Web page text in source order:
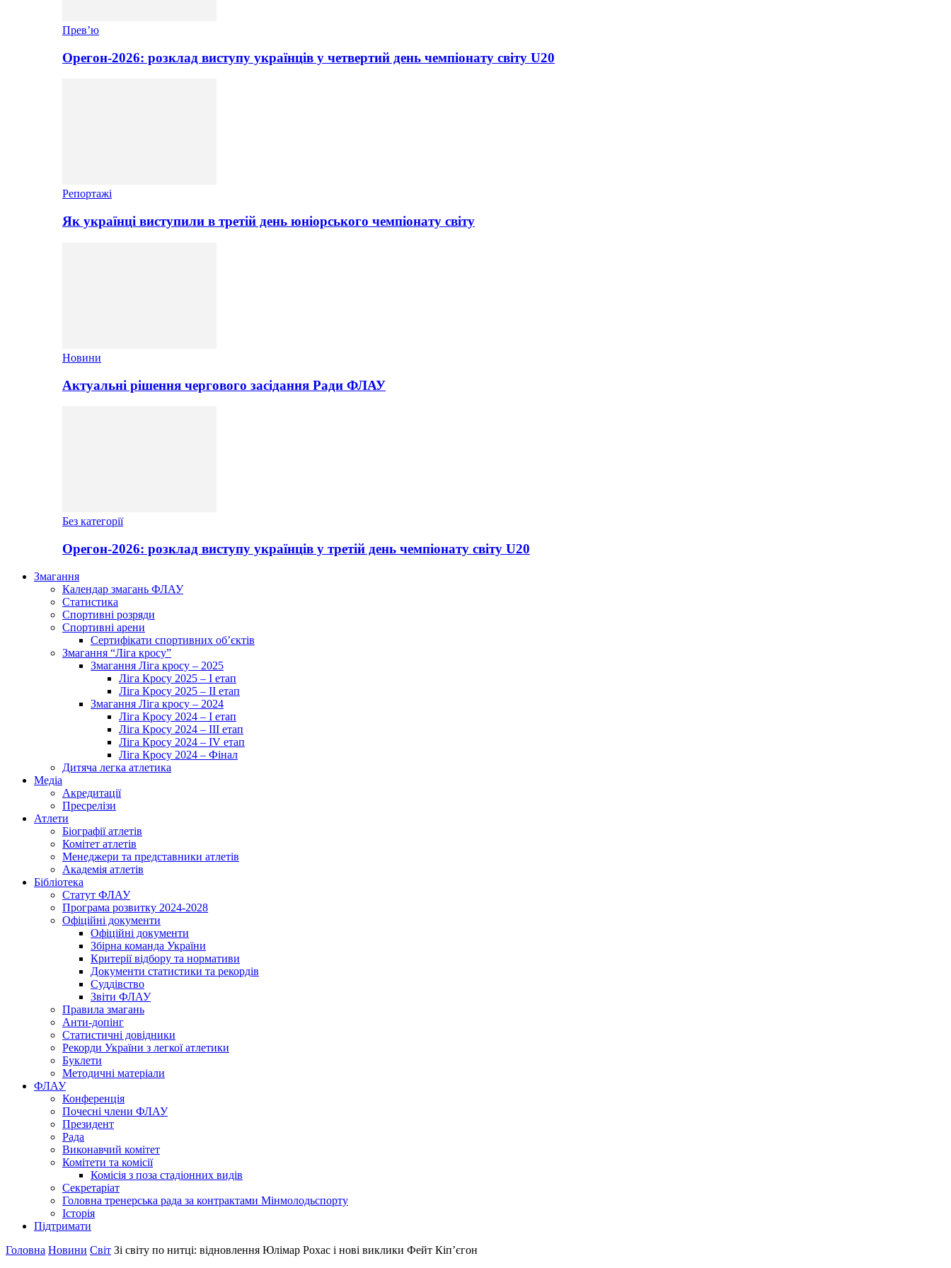
Прев’ю
Орегон-2026: розклад виступу українців у четвертий день чемпіонату світу U20
Репортажі
Як українці виступили в третій день юніорського чемпіонату світу
Новини
Актуальні рішення чергового засідання Ради ФЛАУ
Без категорії
Орегон-2026: розклад виступу українців у третій день чемпіонату світу U20
Змагання
Календар змагань ФЛАУ
Статистика
Спортивні розряди
Спортивні арени
Сертифікати спортивних об’єктів
Змагання “Ліга кросу”
Змагання Ліга кросу – 2025
Ліга Кросу 2025 – I етап
Ліга Кросу 2025 – II етап
Змагання Ліга кросу – 2024
Ліга Кросу 2024 – I етап
Ліга Кросу 2024 – III етап
Ліга Кросу 2024 – IV етап
Ліга Кросу 2024 – Фінал
Дитяча легка атлетика
Медіа
Акредитації
Пресрелізи
Атлети
Біографії атлетів
Комітет атлетів
Менеджери та представники атлетів
Академія атлетів
Бібліотека
Статут ФЛАУ
Програма розвитку 2024-2028
Офіційні документи
Офіційні документи
Збірна команда України
Критерії відбору та нормативи
Документи статистики та рекордів
Суддівство
Звіти ФЛАУ
Правила змагань
Анти-допінг
Статистичні довідники
Рекорди України з легкої атлетики
Буклети
Методичні матеріали
ФЛАУ
Конференція
Почесні члени ФЛАУ
Президент
Рада
Виконавчий комітет
Комітети та комісії
Комісія з поза стадіонних видів
Секретаріат
Головна тренерська рада за контрактами Мінмолодьспорту
Історія
Підтримати
Головна Новини Світ Зі світу по нитці: відновлення Юлімар Рохас і нові виклики Фейт Кіп’єгон